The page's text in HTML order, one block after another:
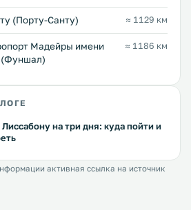
(Порту-Санту) ≈ 1129 км
Мадейры имени
(Фуншал)
≈ 1186 км
на три дня: куда пойти и
активная ссылка на источник